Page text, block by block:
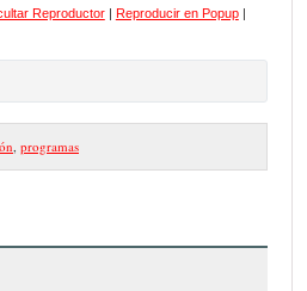
Reproductor| Reproducir en Popup|
programas